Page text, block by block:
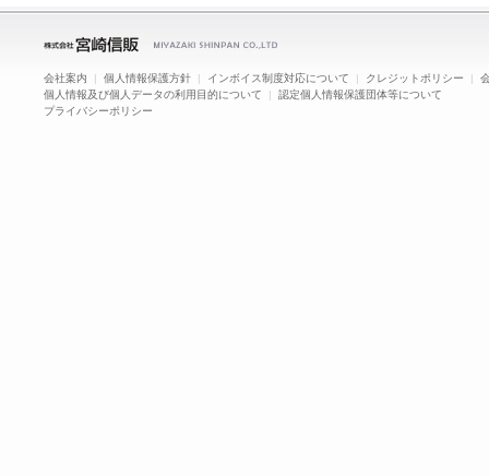
会社案内 | 個人情報保護方針 | インボイス制度対応について | クレジットポリシー |
個人情報及び個人データの利用目的について | 認定個人情報保護団体等について
プライバシーポリシー